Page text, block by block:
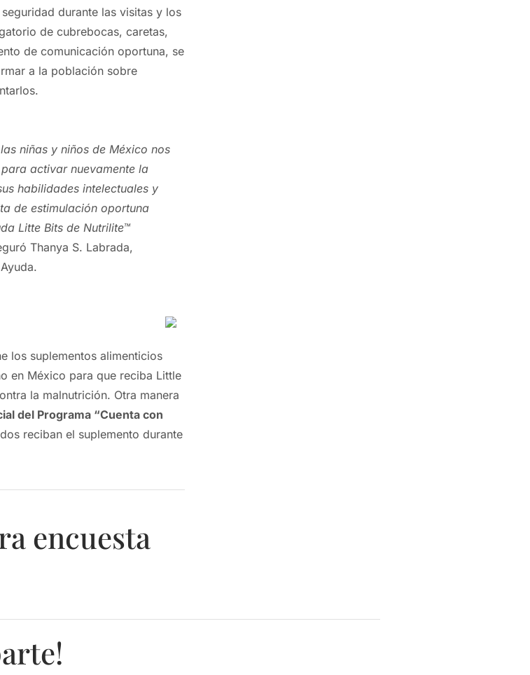
durante las visitas y los
de cubrebocas, caretas,
de comunicación oportuna, se
a la población sobre
niñas y niños de México nos
activar nuevamente la
habilidades intelectuales y
de estimulación oportuna
Litte Bits de Nutrilite™
Thanya S. Labrada,
Ayuda.
los suplementos alimenticios
en México para que reciba Little
la malnutrición. Otra manera
del Programa “Cuenta con
reciban el suplemento durante
encuesta